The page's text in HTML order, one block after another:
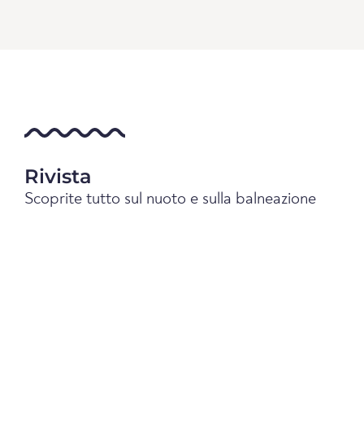
Rivista
Scoprite tutto sul nuoto e sulla balneazione